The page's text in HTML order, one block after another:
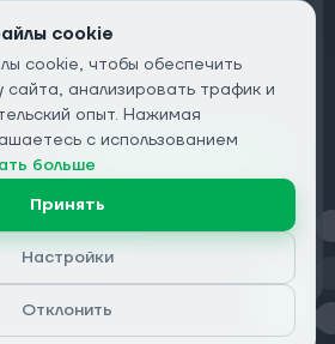
Конфиденциальность
cookie
cookie, чтобы обеспечить
анализировать трафик и
опыт. Нажимая
с использованием
больше
Принять
Настройки
Отклонить